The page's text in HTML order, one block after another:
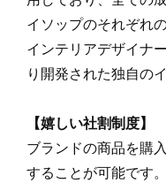
イソップのそれぞれ
インテリアデザイナ
り開発された独自の
【嬉しい社割制度】
ブランドの商品を購
することが可能です。